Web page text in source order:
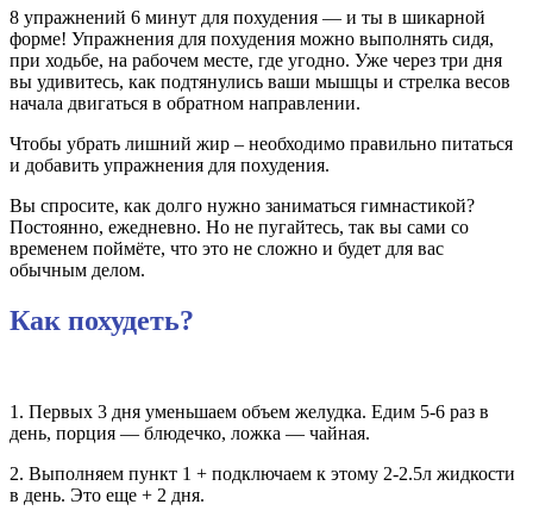
8 упражнений 6 минут для похудения — и ты в шикарной
форме! Упражнения для похудения можно выполнять сидя,
при ходьбе, на рабочем месте, где угодно. Уже через три дня
вы удивитесь, как подтянулись ваши мышцы и стрелка весов
начала двигаться в обратном направлении.
Чтобы убрать лишний жир – необходимо правильно питаться
и добавить упражнения для похудения.
Вы спросите, как долго нужно заниматься гимнастикой?
Постоянно, ежедневно. Но не пугайтесь, так вы сами со
временем поймёте, что это не сложно и будет для вас
обычным делом.
Как похудеть?
1. Первых 3 дня уменьшаем объем желудка. Едим 5-6 раз в
день, порция — блюдечко, ложка — чайная.
2. Выполняем пункт 1 + подключаем к этому 2-2.5л жидкости
в день. Это еще + 2 дня.